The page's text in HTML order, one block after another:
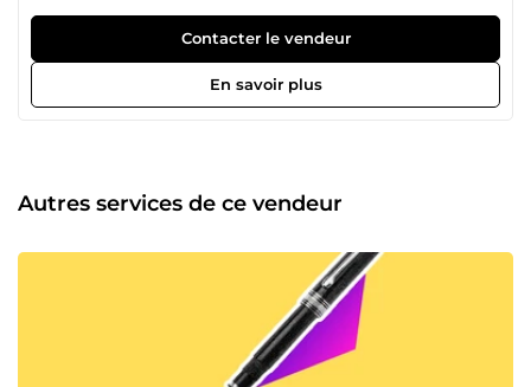
publication de contenus 💬 Gestion des messages et
commentaires 📈 Suivi basique des performances 🗂️ Saisie
de données 📄 Saisie sur Word / Excel / outils en ligne 📊
Organisation et mise en forme des données 🎨 Graphisme
(Canva) 🖼️ Création de visuels réseaux sociaux 📄 Flyers,
Contacter le vendeur
En savoir plus
Autres services de ce vendeur